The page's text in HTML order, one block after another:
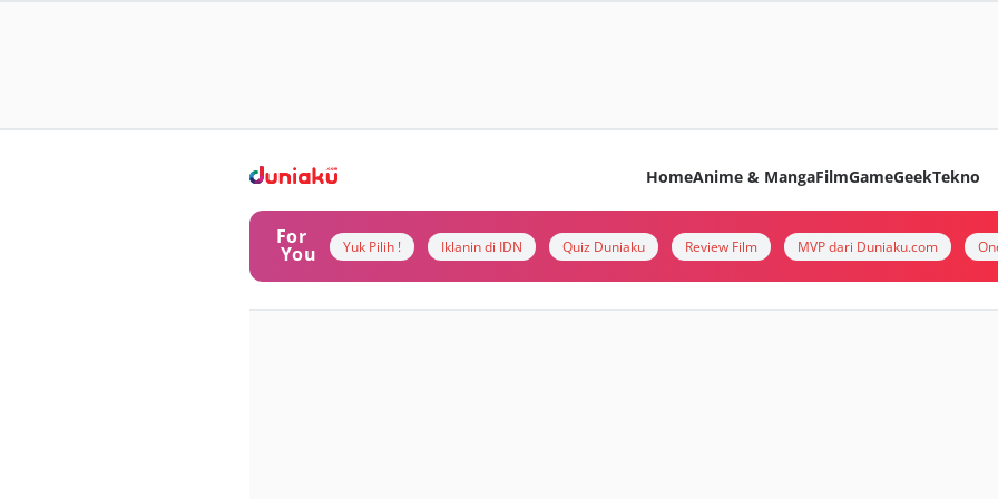
HomeAnime & MangaFilmGameGeekTekno
For
You Yuk Pilih ! Iklanin di IDN Quiz Duniaku Review Film MVP dari Duniaku.com